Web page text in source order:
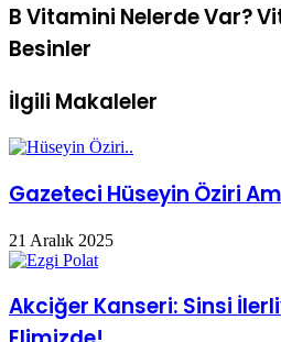
B Vitamini Nelerde Var?
Besinler
İlgili Makaleler
Gazeteci Hüseyin Öziri
21 Aralık 2025
Akciğer Kanseri: Sinsi